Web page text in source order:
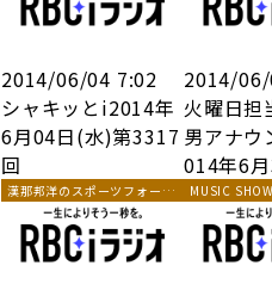
2014/06/04 7:02
シャキッとi2014年
6月04日(水)第3317
回
2014/
火曜日担
男アナウ
014年6月
漢那邦洋のスポーツフォーカ
ル
MUSIC